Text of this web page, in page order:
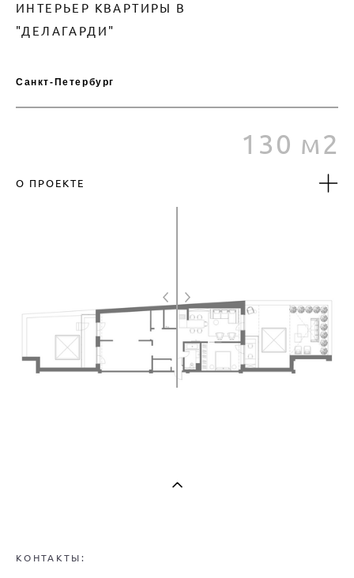
ИНТЕРЬЕР КВАРТИРЫ В
"ДЕЛАГАРДИ"
Санкт-Петербург
130 м2
О ПРОЕКТЕ
КОНТАКТЫ: